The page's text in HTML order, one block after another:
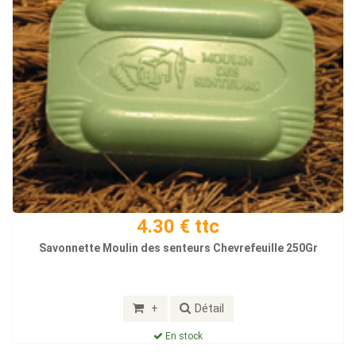
4.30 € ttc
Savonnette Moulin des senteurs Chevrefeuille 250Gr
+ Détail
En stock